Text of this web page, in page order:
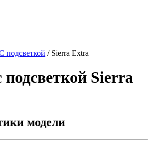
подсветкой / Sierra Extra
подсветкой Sierra
модели